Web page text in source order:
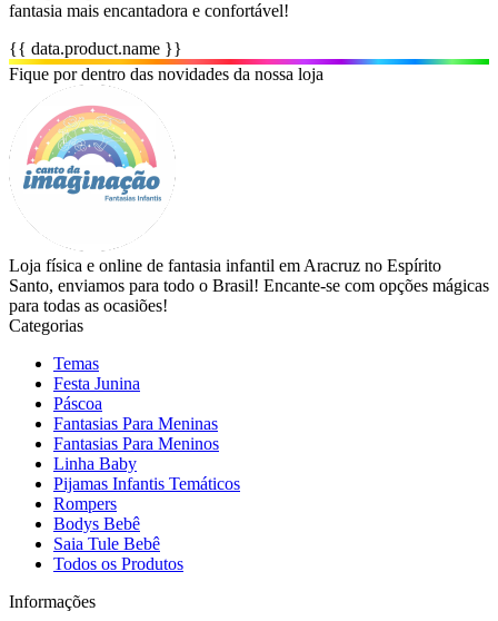
fantasia mais encantadora e confortável!
{{ data.product.name }}
Fique por dentro das novidades da nossa loja
Loja física e online de fantasia infantil em Aracruz no Espírito
Santo, enviamos para todo o Brasil! Encante-se com opções mágicas
para todas as ocasiões!
Categorias
Temas
Festa Junina
Páscoa
Fantasias Para Meninas
Fantasias Para Meninos
Linha Baby
Pijamas Infantis Temáticos
Rompers
Bodys Bebê
Saia Tule Bebê
Todos os Produtos
Informações